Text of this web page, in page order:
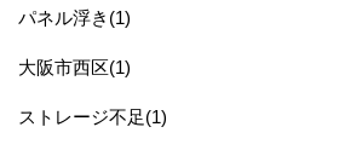
パネル浮き(1)
大阪市西区(1)
ストレージ不足(1)